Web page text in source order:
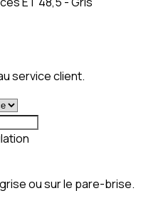
service client.
ou sur le pare-brise.